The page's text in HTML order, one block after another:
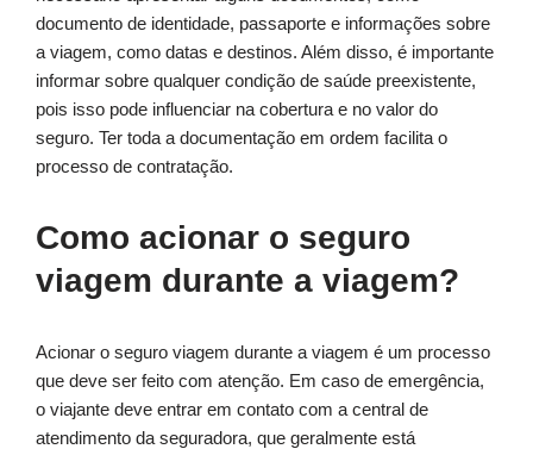
documento de identidade, passaporte e informações sobre
a viagem, como datas e destinos. Além disso, é importante
informar sobre qualquer condição de saúde preexistente,
pois isso pode influenciar na cobertura e no valor do
seguro. Ter toda a documentação em ordem facilita o
processo de contratação.
Como acionar o seguro
viagem durante a viagem?
Acionar o seguro viagem durante a viagem é um processo
que deve ser feito com atenção. Em caso de emergência,
o viajante deve entrar em contato com a central de
atendimento da seguradora, que geralmente está